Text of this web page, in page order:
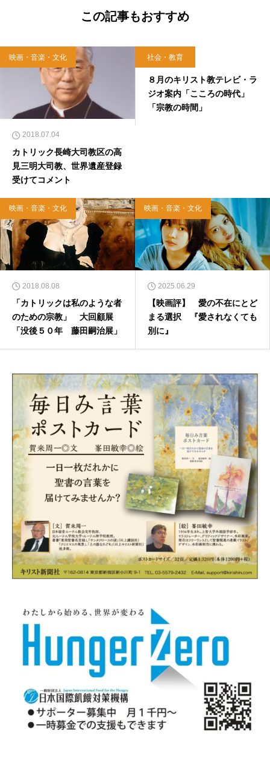
この記事もおすすめ
映画・音楽・文化
2018.07.04
カトリック長崎大司教区の高
見三明大司教、世界遺産登録
受けてコメント
社会・教育
2018.08.04
８月のキリスト教テレビ・ラ
ジオ案内「こころの時代」
「宗教の時間」
映画・音楽・文化
2018.08.08
「カトリックは私のような者
のための宗教」 大回顧展
「没後５０年 藤田嗣治展」
映画・音楽・文化
2025.06.29
【映画評】 愛の不在にとど
まる選択 『愛されなくても
別に』